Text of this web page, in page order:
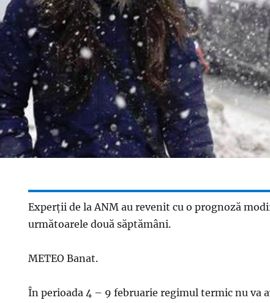
Experții de la ANM au revenit cu o prognoză
următoarele două săptămâni.
METEO Banat.
În perioada 4 – 9 februarie regimul termic nu va